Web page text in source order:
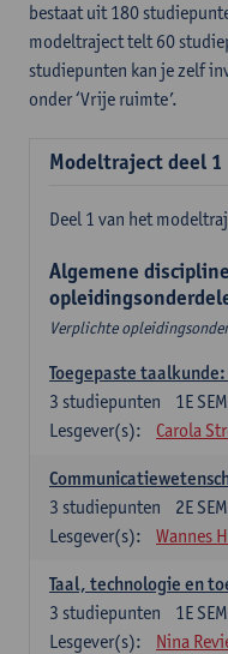
bestaat uit 180
modeltraject telt 60
studiepunten kan je zelf
onder ‘Vrije ruimte’.
Modeltraject deel 1
Deel 1 van het
Algemene
Verplichte
Toegepaste
1E SEM
3 studiepunten
Lesgever(s):
Carola
2E SEM
3 studiepunten
Lesgever(s):
Wannes
Taal, technologie en
1E SEM
3 studiepunten
Lesgever(s):
Nina